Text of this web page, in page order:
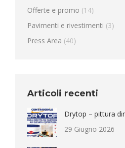
Offerte e promo (14)
Pavimenti e rivestimenti (3)
Press Area (40)
Articoli recenti
Drytop – pittura
29 Giugno 2026